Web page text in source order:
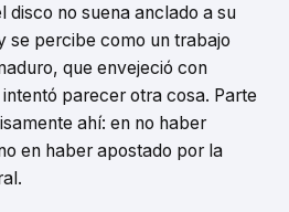
disco no suena anclado a su
se percibe como un trabajo
que envejeció con
parecer otra cosa. Parte
ahí: en no haber
en haber apostado por la